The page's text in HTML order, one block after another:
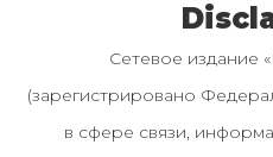
Сетевое
(зарегистрировано
в сфере связи,